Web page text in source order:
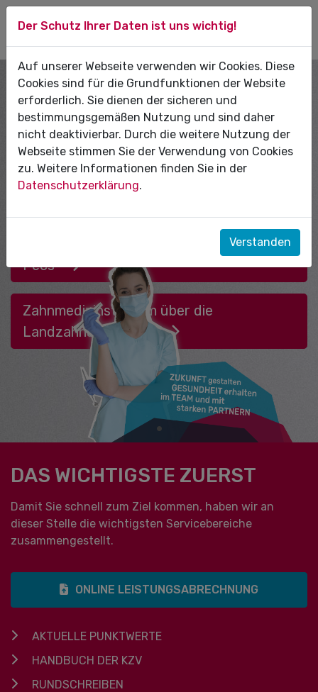
ZAHNI WERDEN - AUCH OHNE
1,0
KZV-Stipendium für ein
Zahnmedizinstudium an der Universität
Pécs
Landes-Stipendium für ein
Zahnmedizinstudium an der Universität
Pécs
Zahnmedizinstudium über die
Landzahnarztquote
•
DAS WICHTIGSTE ZUERST
Damit Sie schnell zum Ziel kommen, haben wir an
dieser Stelle die wichtigsten Servicebereiche
zusammengestellt.
ONLINE LEISTUNGSABRECHNUNG
AKTUELLE PUNKTWERTE
HANDBUCH DER KZV
RUNDSCHREIBEN
Der Schutz Ihrer Daten ist uns wichtig!
Auf unserer Webseite verwenden wir Cookies. Diese
Cookies sind für die Grundfunktionen der Website
erforderlich. Sie dienen der sicheren und
bestimmungsgemäßen Nutzung und sind daher
nicht deaktivierbar. Durch die weitere Nutzung der
Webseite stimmen Sie der Verwendung von Cookies
zu. Weitere Informationen finden Sie in der
Datenschutzerklärung.
Verstanden